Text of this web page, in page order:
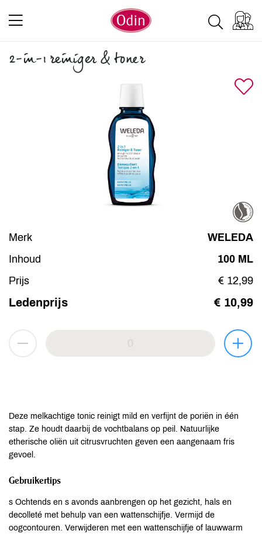
2-in-1 reiniger & toner
Merk
WELEDA
Inhoud
100 ML
Prijs
€ 12,99
Ledenprijs € 10,99
Deze melkachtige tonic reinigt mild en verfijnt de poriën in één
stap. Ze houdt daarbij de vochtbalans op peil. Natuurlijke
etherische oliën uit citrusvruchten geven een aangenaam fris
gevoel.
Gebruikertips
s Ochtends en s avonds aanbrengen op het gezicht, hals en
decolleté met behulp van een wattenschijfje. Vermijd de
oogcontouren. Verwijderen met een wattenschijfje of lauwwarm